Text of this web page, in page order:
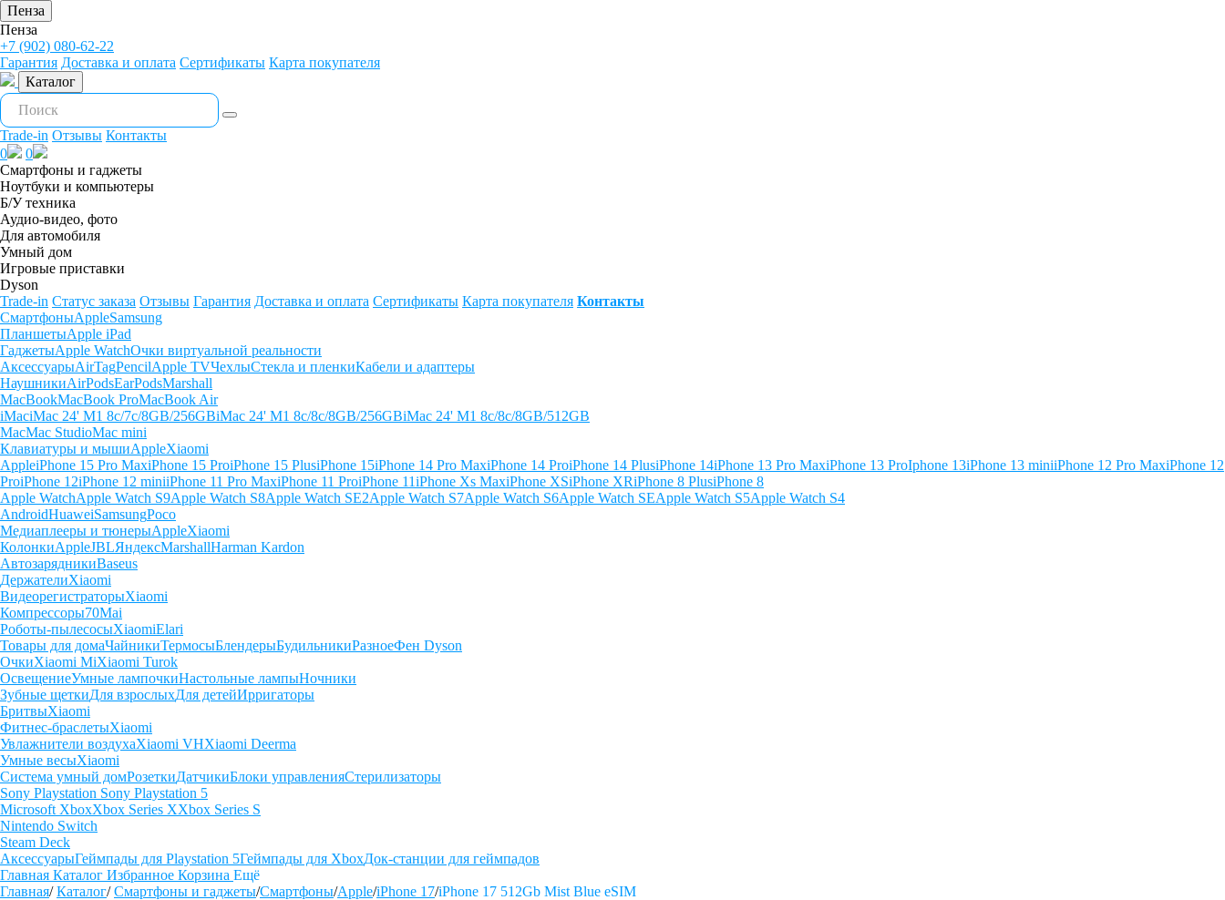
Пенза
Пенза
+7 (902) 080-62-22
Гарантия Доставка и оплата Сертификаты Карта покупателя
Каталог
Trade-in Отзывы Контакты
0
0
Смартфоны и гаджеты
Ноутбуки и компьютеры
Б/У техника
Аудио-видео, фото
Для автомобиля
Умный дом
Игровые приставки
Dyson
Trade-in Статус заказа Отзывы Гарантия Доставка и оплата Сертификаты Карта покупателя Контакты
СмартфоныAppleSamsung
ПланшетыApple iPad
ГаджетыApple WatchОчки виртуальной реальности
АксессуарыAirTagPencilApple TVЧехлыСтекла и пленкиКабели и адаптеры
НаушникиAirPodsEarPodsMarshall
MacBookMacBook ProMacBook Air
iMaciMac 24' M1 8c/7c/8GB/256GBiMac 24' M1 8c/8c/8GB/256GBiMac 24' M1 8c/8c/8GB/512GB
MacMac StudioMac mini
Клавиатуры и мышиAppleXiaomi
AppleiPhone 15 Pro MaxiPhone 15 ProiPhone 15 PlusiPhone 15iPhone 14 Pro MaxiPhone 14 ProiPhone 14 PlusiPhone 14iPhone 13 Pro MaxiPhone 13 ProIphone 13iPhone 13 miniiPhone 12 Pro MaxiPhone 12
ProiPhone 12iPhone 12 miniiPhone 11 Pro MaxiPhone 11 ProiPhone 11iPhone Xs MaxiPhone XSiPhone XRiPhone 8 PlusiPhone 8
Apple WatchApple Watch S9Apple Watch S8Apple Watch SE2Apple Watch S7Apple Watch S6Apple Watch SEApple Watch S5Apple Watch S4
AndroidHuaweiSamsungPoco
Медиаплееры и тюнерыAppleXiaomi
КолонкиAppleJBLЯндексMarshallHarman Kardon
АвтозарядникиBaseus
ДержателиXiaomi
ВидеорегистраторыXiaomi
Компрессоры70Mai
Роботы-пылесосыXiaomiElari
Товары для домаЧайникиТермосыБлендерыБудильникиРазноеФен Dyson
ОчкиXiaomi MiXiaomi Turok
ОсвещениеУмные лампочкиНастольные лампыНочники
Зубные щеткиДля взрослыхДля детейИрригаторы
БритвыXiaomi
Фитнес-браслетыXiaomi
Увлажнители воздухаXiaomi VHXiaomi Deerma
Умные весыXiaomi
Система умный домРозеткиДатчикиБлоки управленияСтерилизаторы
Sony Playstation Sony Playstation 5
Microsoft XboxXbox Series XXbox Series S
Nintendo Switch
Steam Deck
АксессуарыГеймпады для Playstation 5Геймпады для XboxДок-станции для геймпадов
Главная Каталог Избранное Корзина Ещё
Главная/ Каталог/ Смартфоны и гаджеты/Смартфоны/Apple/iPhone 17/iPhone 17 512Gb Mist Blue eSIM